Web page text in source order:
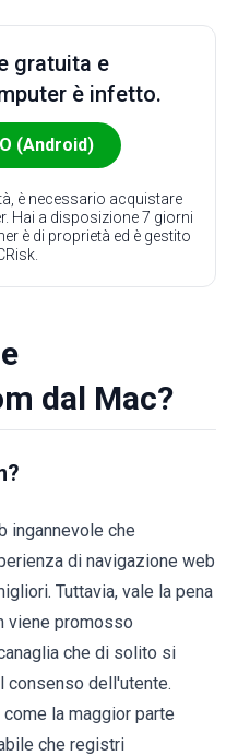
gratuita e
è infetto.
(Android)
è necessario acquistare
Hai a disposizione 7 giorni
è di proprietà ed è gestito
dal Mac?
ingannevole che
di navigazione web
Tuttavia, vale la pena
viene promosso
che di solito si
consenso dell'utente.
la maggior parte
che registri